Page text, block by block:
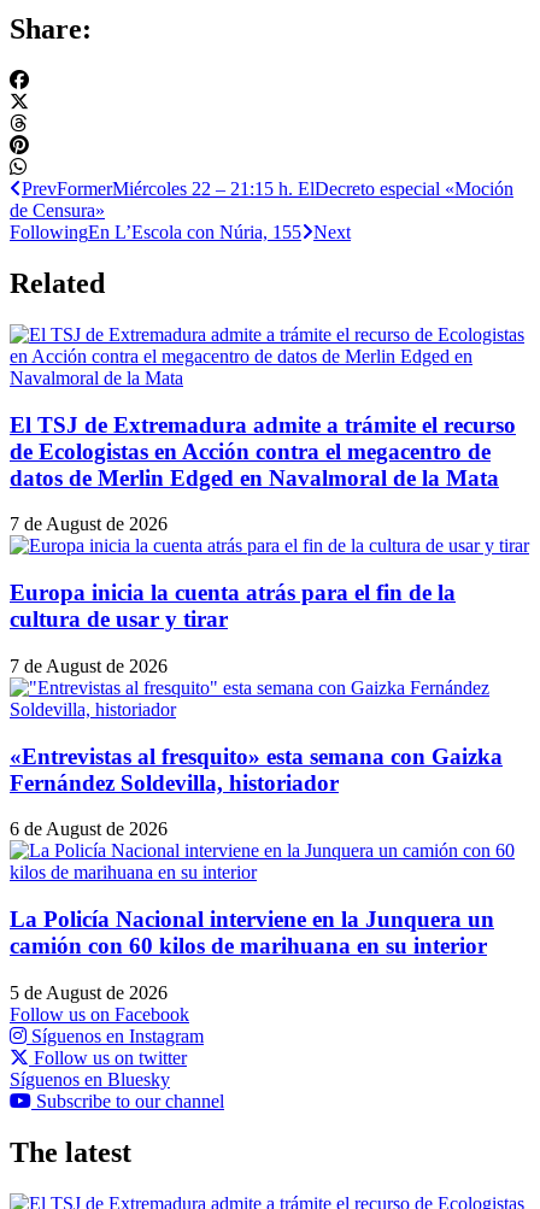
Share:
PrevFormerMiércoles 22 – 21:15 h. ElDecreto especial «Moción
de Censura»
FollowingEn L’Escola con Núria, 155 Next
Related
El TSJ de Extremadura admite a trámite el recurso
de Ecologistas en Acción contra el megacentro de
datos de Merlin Edged en Navalmoral de la Mata
7 de August de 2026
Europa inicia la cuenta atrás para el fin de la
cultura de usar y tirar
7 de August de 2026
«Entrevistas al fresquito» esta semana con Gaizka
Fernández Soldevilla, historiador
6 de August de 2026
La Policía Nacional interviene en la Junquera un
camión con 60 kilos de marihuana en su interior
5 de August de 2026
Follow us on Facebook
Síguenos en Instagram
Follow us on twitter
Síguenos en Bluesky
Subscribe to our channel
The latest